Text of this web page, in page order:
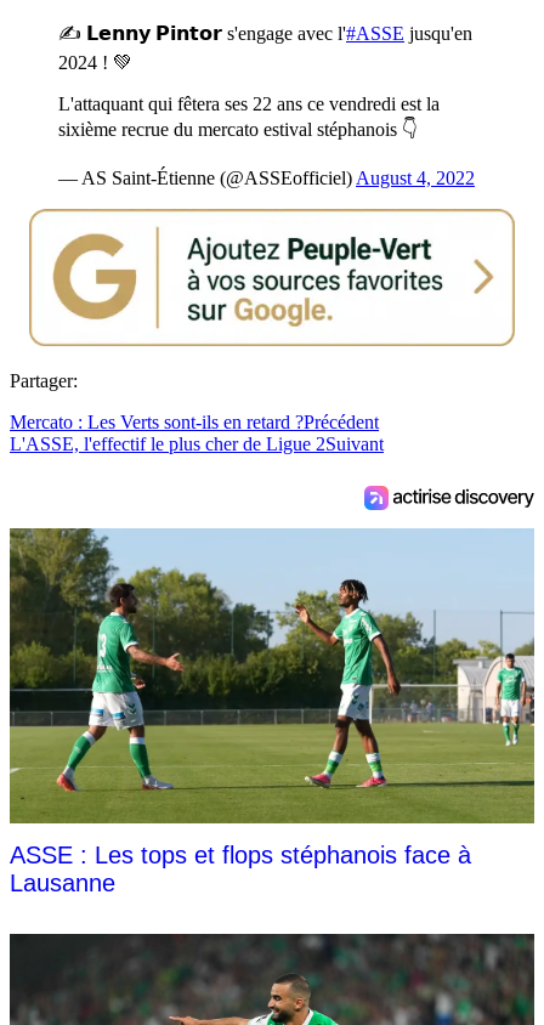
✍️ 𝗟𝗲𝗻𝗻𝘆 𝗣𝗶𝗻𝘁𝗼𝗿 s'engage avec l'#ASSE jusqu'en
2024 ! 💚
L'attaquant qui fêtera ses 22 ans ce vendredi est la
sixième recrue du mercato estival stéphanois 👇
— AS Saint-Étienne (@ASSEofficiel) August 4, 2022
Partager:
Mercato : Les Verts sont-ils en retard ?Précédent
L'ASSE, l'effectif le plus cher de Ligue 2Suivant
ASSE : Les tops et flops stéphanois face à
Lausanne